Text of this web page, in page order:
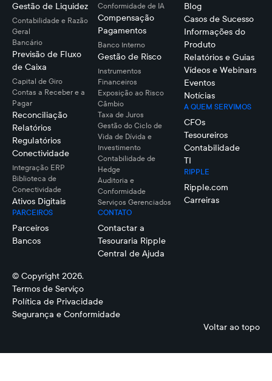
Gestão de Liquidez
Contabilidade e Razão
Geral
Bancário
Previsão de Fluxo
de Caixa
Capital de Giro
Contas a Receber e a
Pagar
Reconciliação
Relatórios
Regulatórios
Conectividade
Integração ERP
Biblioteca de
Conectividade
Ativos Digitais
PARCEIROS
Parceiros
Bancos
Conformidade de IA
Compensação
Pagamentos
Banco Interno
Gestão de Risco
Instrumentos
Financeiros
Exposição ao Risco
Câmbio
Taxa de Juros
Gestão do Ciclo de
Vida de Dívida e
Investimento
Contabilidade de
Hedge
Auditoria e
Conformidade
Serviços Gerenciados
CONTATO
Contactar a
Tesouraria Ripple
Central de Ajuda
Blog
Casos de Sucesso
Informações do
Produto
Relatórios e Guias
Vídeos e Webinars
Eventos
Notícias
A QUEM SERVIMOS
CFOs
Tesoureiros
Contabilidade
TI
RIPPLE
Ripple.com
Carreiras
© Copyright 2026.
Termos de Serviço
Política de Privacidade
Segurança e Conformidade
Voltar ao topo